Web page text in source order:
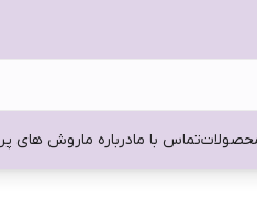
تماس با مادرباره ماروش های